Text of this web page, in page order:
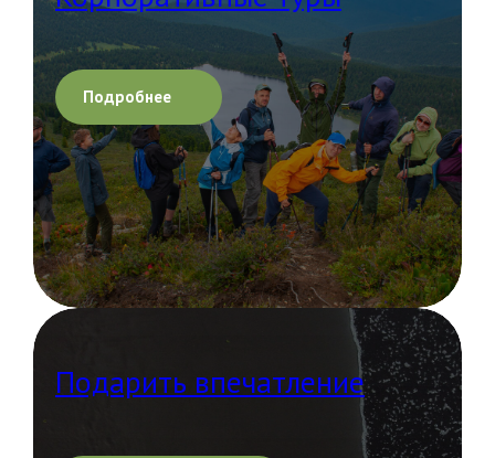
Подробнее
Подарить впечатление